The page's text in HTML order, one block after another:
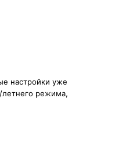
настройки уже
летнего режима,